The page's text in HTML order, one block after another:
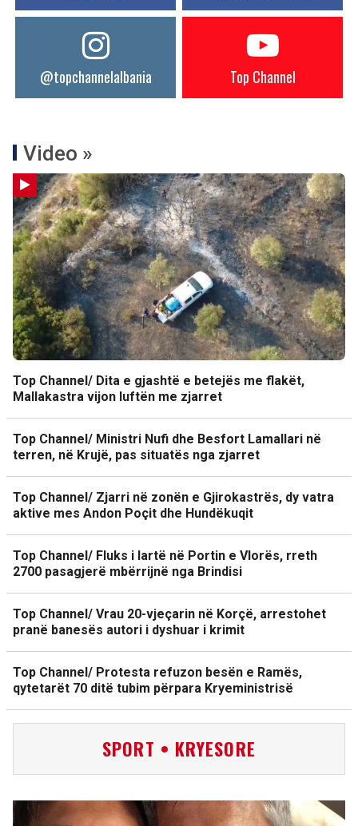
@topchannelalbania Top Channel
Video »
Top Channel/ Dita e gjashtë e betejës me flakët,
Mallakastra vijon luftën me zjarret
Top Channel/ Ministri Nufi dhe Besfort Lamallari në
terren, në Krujë, pas situatës nga zjarret
Top Channel/ Zjarri në zonën e Gjirokastrës, dy vatra
aktive mes Andon Poçit dhe Hundëkuqit
Top Channel/ Fluks i lartë në Portin e Vlorës, rreth
2700 pasagjerë mbërrijnë nga Brindisi
Top Channel/ Vrau 20-vjeçarin në Korçë, arrestohet
pranë banesës autori i dyshuar i krimit
Top Channel/ Protesta refuzon besën e Ramës,
qytetarët 70 ditë tubim përpara Kryeministrisë
SPORT • KRYESORE